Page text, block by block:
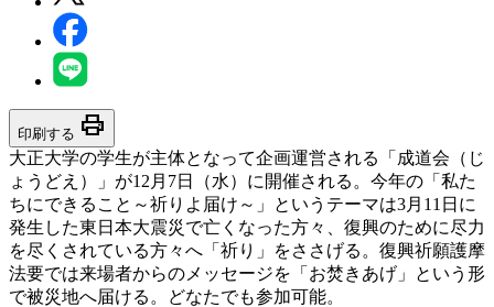
印刷する print
大正大学の学生が主体となって企画運営される「成道会（じ
ょうどえ）」が12月7日（水）に開催される。今年の「私た
ちにできること～祈りよ届け～」というテーマは3月11日に
発生した東日本大震災で亡くなった方々、復興のために尽力
を尽くされている方々へ「祈り」をささげる。復興祈願護摩
法要では来場者からのメッセージを「お焚きあげ」という形
で被災地へ届ける。どなたでも参加可能。